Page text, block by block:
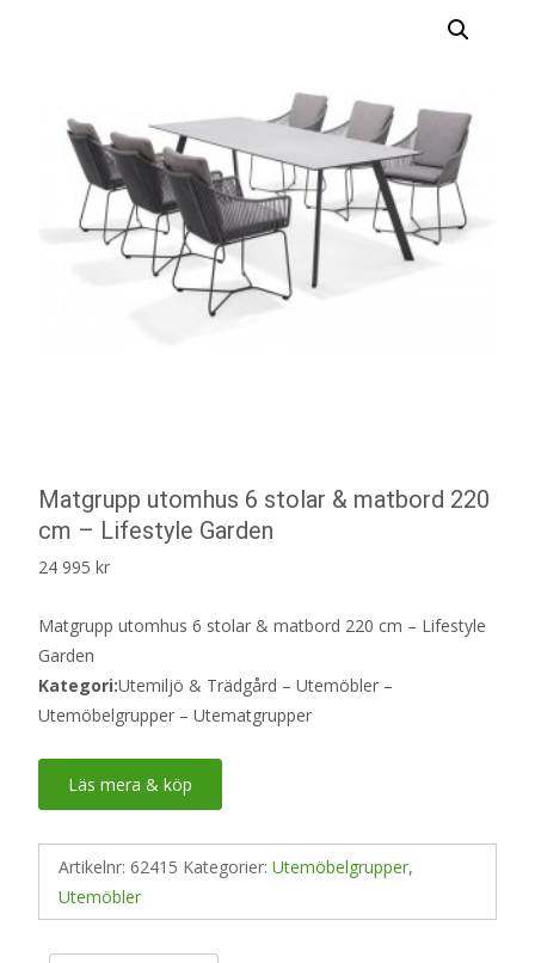
Matgrupp utomhus 6 stolar & matbord 220
cm – Lifestyle Garden
24 995 kr
Matgrupp utomhus 6 stolar & matbord 220 cm – Lifestyle
Garden
Kategori:Utemiljö & Trädgård – Utemöbler –
Utemöbelgrupper – Utematgrupper
Läs mera & köp
Artikelnr: 62415 Kategorier: Utemöbelgrupper,
Utemöbler